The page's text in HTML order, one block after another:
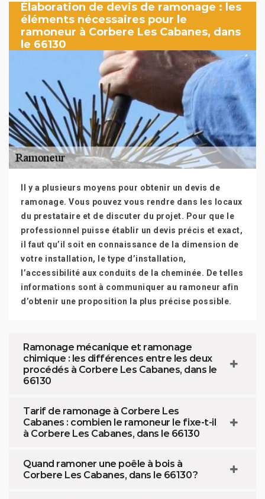
Élaboration de devis de ramonage : les
éléments nécessaires pour le
ramoneur à Corbere Les Cabanes, dans
le 66130
Il y a plusieurs moyens pour obtenir un devis de
ramonage. Vous pouvez vous rendre dans les locaux
du prestataire et de discuter du projet. Pour que le
professionnel puisse établir un devis précis et exact,
il faut qu’il soit en connaissance de la dimension de
votre installation, le type d’installation,
l’accessibilité aux conduits de la cheminée. De telles
informations sont à communiquer au ramoneur afin
d’obtenir une proposition la plus précise possible.
Ramonage mécanique et ramonage
chimique : les différences entre les deux
procédés à Corbere Les Cabanes, dans le
66130
Tarif de ramonage à Corbere Les
Cabanes : combien le ramoneur le fixe-t-il
à Corbere Les Cabanes, dans le 66130
Quand ramoner une poêle à bois à
Corbere Les Cabanes, dans le 66130 ?